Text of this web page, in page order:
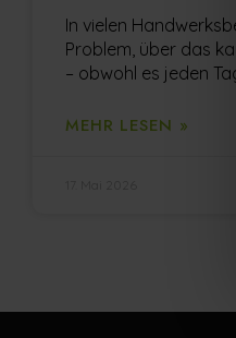
In vielen
Problem, über das
– obwohl es jeden
MEHR LESEN »